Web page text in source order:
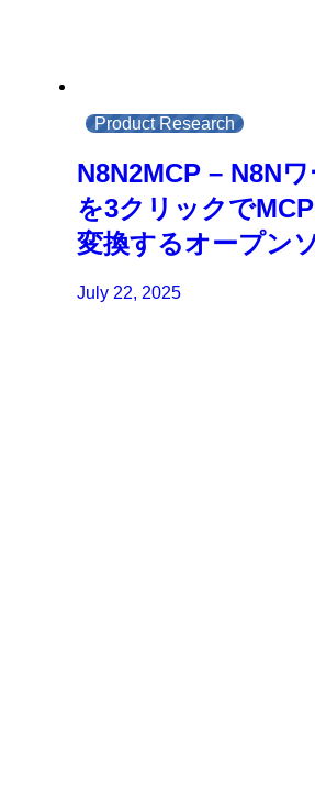
Product Research
N8N2MCP – N8N
を3クリックで
変換するオープン
July 22, 2025